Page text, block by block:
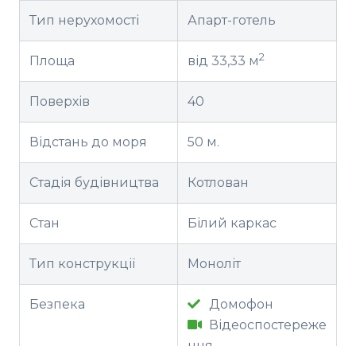
Тип нерухомості Апарт-готель
Площа від 33,33 м2
Поверхів 40
Відстань до моря 50 м.
Стадія будівництва Котлован
Стан Білий каркас
Тип конструкції Моноліт
Безпека
Домофон
Відеоспостереже